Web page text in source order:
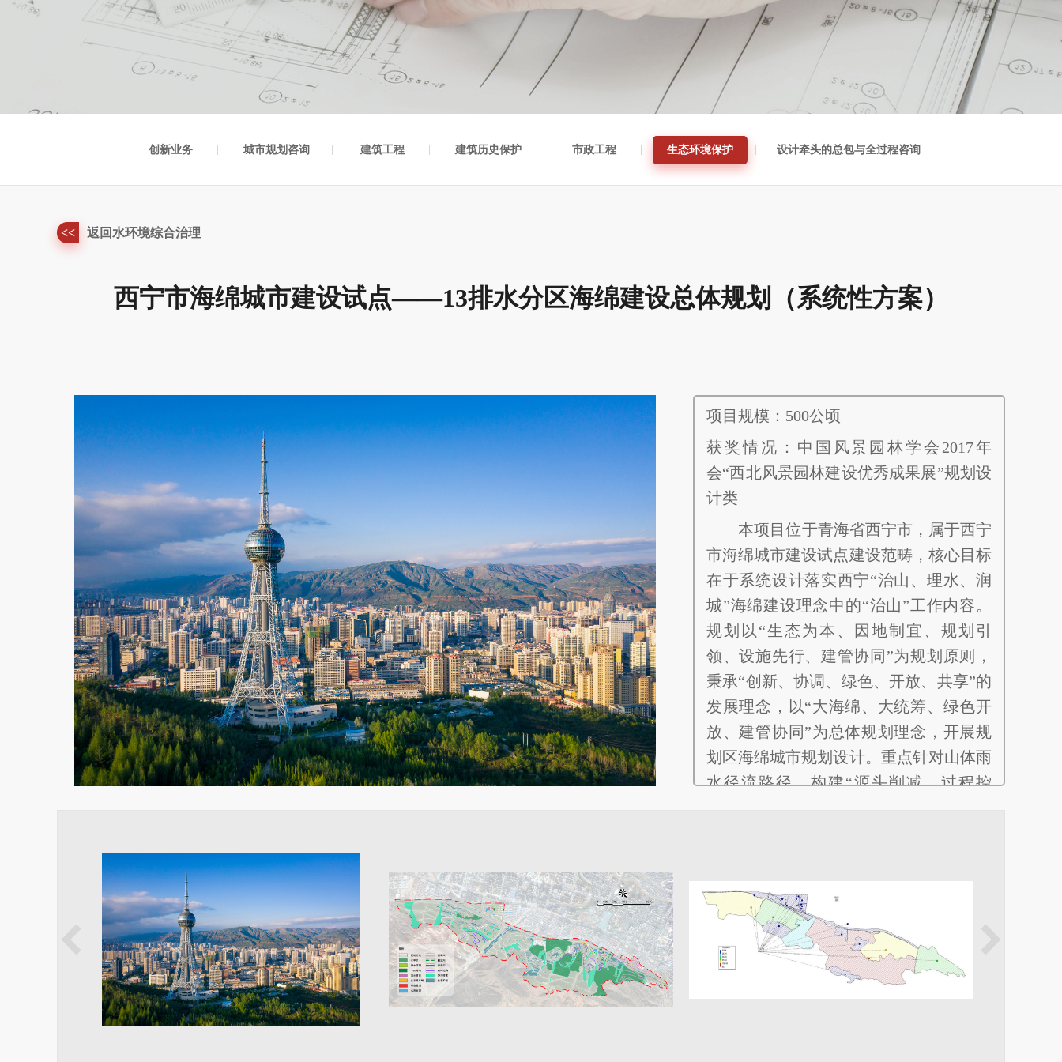
创新业务 城市规划咨询 建筑工程 建筑历史保护 市政工程 生态环境保护 设计牵头的总包与全过程咨询
<< 返回水环境综合治理
西宁市海绵城市建设试点——13排水分区海绵建设总体规划（系统性方案）
项目规模：500公顷
获奖情况：中国风景园林学会2017年
会“西北风景园林建设优秀成果展”规划设
计类
本项目位于青海省西宁市，属于西宁
市海绵城市建设试点建设范畴，核心目标
在于系统设计落实西宁“治山、理水、润
城”海绵建设理念中的“治山”工作内容。
规划以“生态为本、因地制宜、规划引
领、设施先行、建管协同”为规划原则，
秉承“创新、协调、绿色、开放、共享”的
发展理念，以“大海绵、大统筹、绿色开
放、建管协同”为总体规划理念，开展规
划区海绵城市规划设计。重点针对山体雨
水径流路径，构建“源头削减、过程控